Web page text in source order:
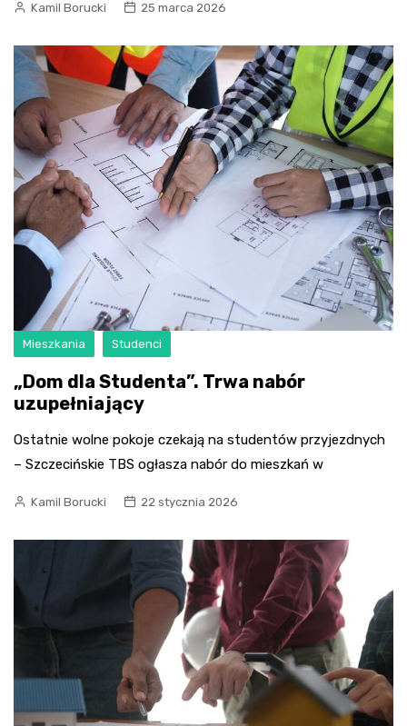
Kamil Borucki 25 marca 2026
Mieszkania Studenci
„Dom dla Studenta”. Trwa nabór
uzupełniający
Ostatnie wolne pokoje czekają na studentów przyjezdnych
– Szczecińskie TBS ogłasza nabór do mieszkań w
Kamil Borucki 22 stycznia 2026